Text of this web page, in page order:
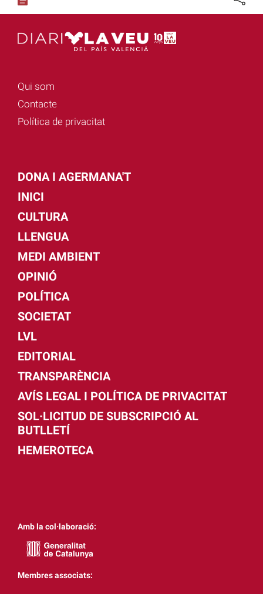
Qui som
Contacte
Política de privacitat
DONA I AGERMANA'T
INICI
CULTURA
LLENGUA
MEDI AMBIENT
OPINIÓ
POLÍTICA
SOCIETAT
LVL
EDITORIAL
TRANSPARÈNCIA
AVÍS LEGAL I POLÍTICA DE PRIVACITAT
SOL·LICITUD DE SUBSCRIPCIÓ AL
BUTLLETÍ
HEMEROTECA
Amb la col·laboració:
Membres associats: